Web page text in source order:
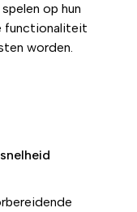
op hun
functionaliteit
worden.